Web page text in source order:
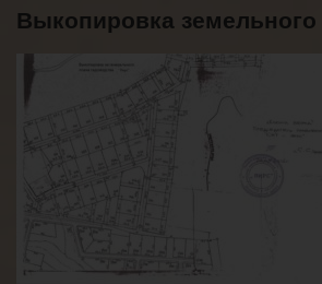
Выкопировка земельного